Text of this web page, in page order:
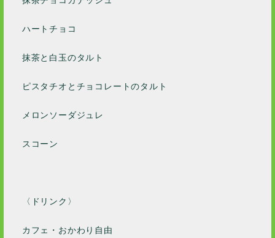
ハートチョコ
抹茶と白玉のタルト
ピスタチオとチョコレートのタルト
メロンソーダジュレ
スコーン
〈ドリンク〉
カフェ・おかわり自由